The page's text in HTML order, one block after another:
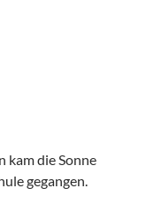
kam die Sonne
gegangen.